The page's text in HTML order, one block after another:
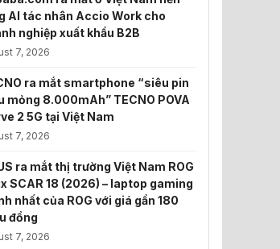
AI tác nhân Accio Work cho
nghiệp xuất khẩu B2B
7, 2026
ra mắt smartphone “siêu pin
mỏng 8.000mAh” TECNO POVA
2 5G tại Việt Nam
7, 2026
ra mắt thị trường Việt Nam ROG
SCAR 18 (2026) – laptop gaming
nhất của ROG với giá gần 180
đồng
7, 2026